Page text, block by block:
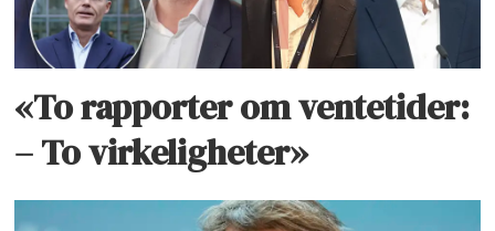
«To rapporter om ventetider:
– To virkeligheter»